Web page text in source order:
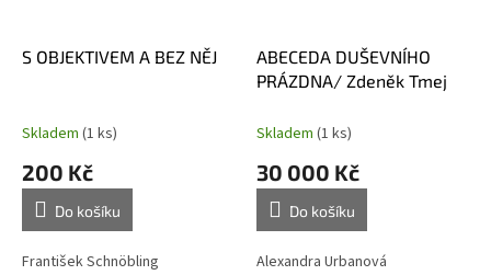
S OBJEKTIVEM A BEZ NĚJ
Skladem (1 ks)
200 Kč
Do košíku
František Schnöbling
ABECEDA DUŠEVNÍHO
PRÁZDNA/ Zdeněk Tmej
Skladem (1 ks)
30 000 Kč
Do košíku
Alexandra Urbanová